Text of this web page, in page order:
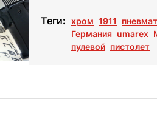
Теги: хром 1911
Германия umarex
пулевой пистолет